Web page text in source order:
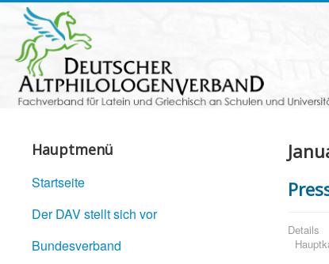
Hauptmenü
Startseite
Der DAV stellt sich vor
Bundesverband
Details